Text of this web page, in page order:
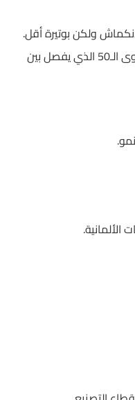
متوقع عند 47.7 مقابل 47.3 سابقًا، ما يعني تحسن طفيف لكنه لا يزال دون مستوى الـ50 الذي يفصل بين